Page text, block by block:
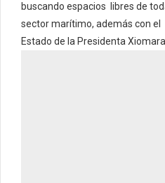
buscando espacios libres de
sector marítimo, además con
Estado de la Presidenta